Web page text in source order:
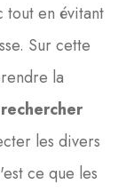
en évitant
Sur cette
la
rechercher
les divers
ce que les